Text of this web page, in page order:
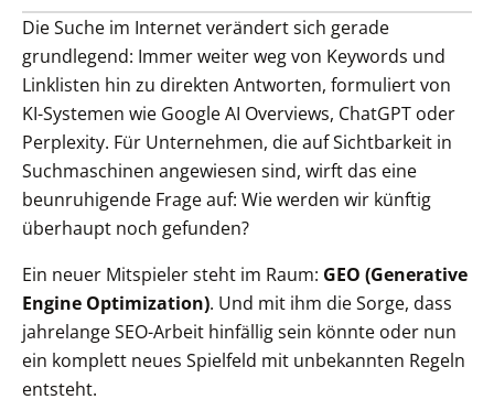
Die Suche im Internet verändert sich gerade
grundlegend: Immer weiter weg von Keywords und
Linklisten hin zu direkten Antworten, formuliert von
KI-Systemen wie Google AI Overviews, ChatGPT oder
Perplexity. Für Unternehmen, die auf Sichtbarkeit in
Suchmaschinen angewiesen sind, wirft das eine
beunruhigende Frage auf: Wie werden wir künftig
überhaupt noch gefunden?
Ein neuer Mitspieler steht im Raum: GEO (Generative
Engine Optimization). Und mit ihm die Sorge, dass
jahrelange SEO-Arbeit hinfällig sein könnte oder nun
ein komplett neues Spielfeld mit unbekannten Regeln
entsteht.